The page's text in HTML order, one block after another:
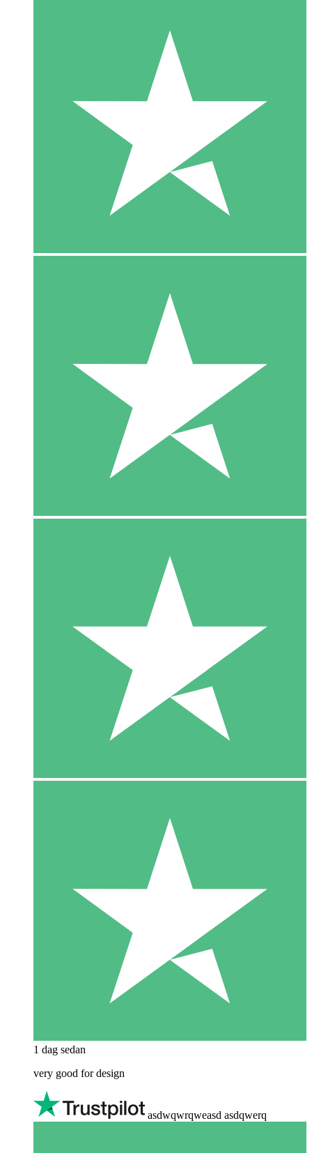
1 dag sedan
very good for design
asdwqwrqweasd asdqwerq